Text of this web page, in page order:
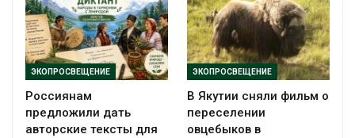
ЭКОПРОСВЕЩЕНИЕ
Россиянам
предложили дать
авторские тексты для
ЭКОПРОСВЕЩЕНИЕ
В Якутии сняли фильм о
переселении
овцебыков в